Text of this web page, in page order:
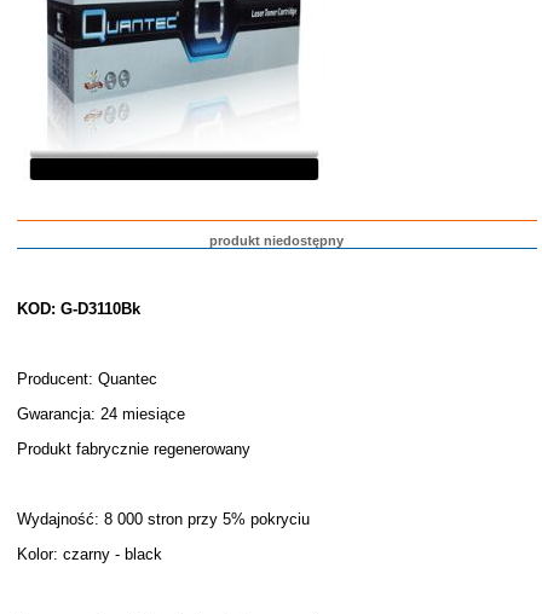
produkt niedostępny
KOD: G-D3110Bk
Producent: Quantec
Gwarancja: 24 miesiące
Produkt fabrycznie regenerowany
Wydajność: 8 000 stron przy 5% pokryciu
Kolor: czarny - black